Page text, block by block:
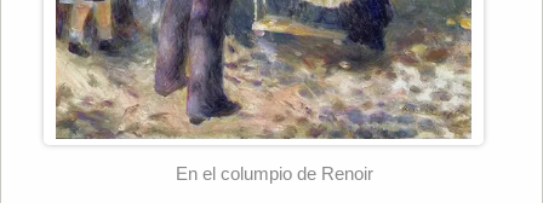
En el columpio de Renoir